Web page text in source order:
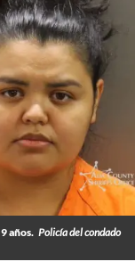
años. Policía del condado